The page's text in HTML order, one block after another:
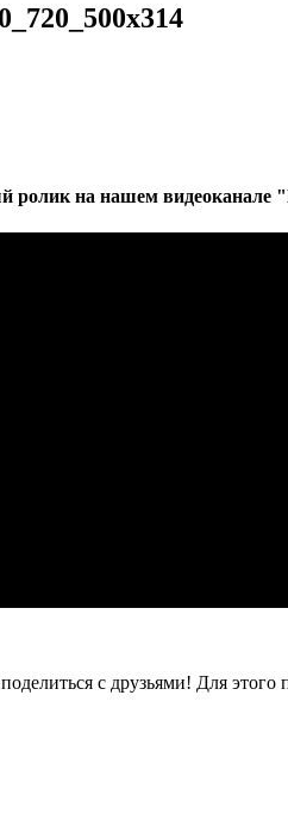
ролик на нашем видеоканале
с друзьями! Для